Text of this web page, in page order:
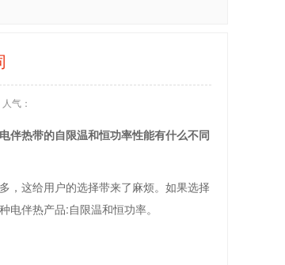
人气：
电伴热带的自限温和恒功率性能有什么不同
，这给用户的选择带来了麻烦。如果选择
伴热产品:自限温和恒功率。